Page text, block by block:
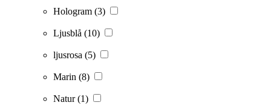
Hologram (3)
Ljusblå (10)
ljusrosa (5)
Marin (8)
Natur(1)